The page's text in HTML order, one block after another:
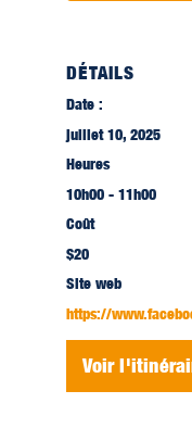
DÉTAILS
Date :
juillet 10, 2025
Heures
10h00 - 11h00
Coût
$20
Site web
https://
Voir